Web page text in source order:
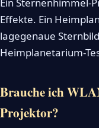
Effekte. Ein
lagegenaue
Heimplanetarium-
Brauche ich
Projektor?